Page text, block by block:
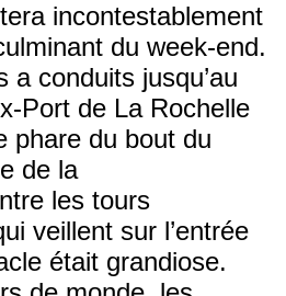
incontestablement
du week-end.
a conduits jusqu’au
Port de La Rochelle
phare du bout du
de la
les tours
veillent sur l’entrée
était grandiose.